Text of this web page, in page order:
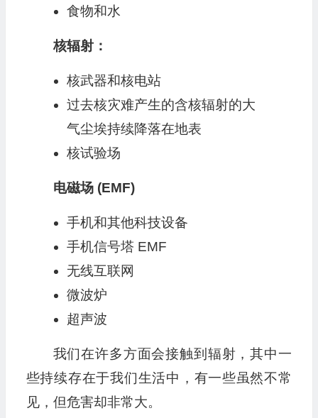
食物和水
核辐射：
核武器和核电站
过去核灾难产生的含核辐射的大
气尘埃持续降落在地表
核试验场
电磁场 (EMF)
手机和其他科技设备
手机信号塔 EMF
无线互联网
微波炉
超声波
我们在许多方面会接触到辐射，其中一
些持续存在于我们生活中，有一些虽然不常
见，但危害却非常大。